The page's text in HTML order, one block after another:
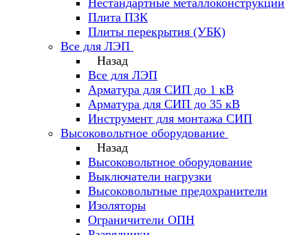
Нестандартные металлоконструкции
Плита ПЗК
Плиты перекрытия (УБК)
Все для ЛЭП
Назад
Все для ЛЭП
Арматура для СИП до 1 кВ
Арматура для СИП до 35 кВ
Инструмент для монтажа СИП
Высоковольтное оборудование
Назад
Высоковольтное оборудование
Выключатели нагрузки
Высоковольтные предохранители
Изоляторы
Ограничители ОПН